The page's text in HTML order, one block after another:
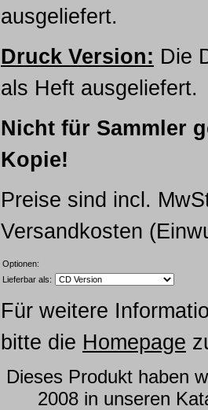
ausgeliefert.
Druck Version: Die
als Heft ausgeliefert.
Nicht für Sammler
Kopie!
Preise sind incl.
Versandkosten
Optionen:
Lieferbar als:
Für weitere
bitte die Homepage
Dieses Produkt haben
2008 in unseren